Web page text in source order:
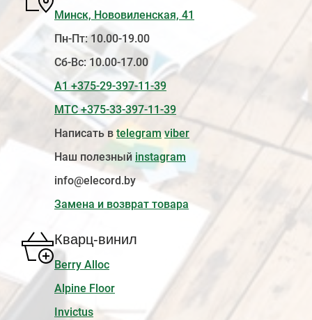
Минск, Нововиленская, 41
Пн-Пт: 10.00-19.00
Сб-Вс: 10.00-17.00
А1 +375-29-397-11-39
МТС +375-33-397-11-39
Написать в telegram viber
Наш полезный instagram
info@elecord.by
Замена и возврат товара
Кварц-винил
Berry Alloc
Alpine Floor
Invictus